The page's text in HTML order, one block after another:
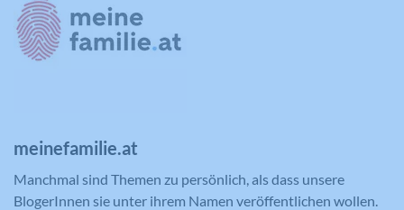
meinefamilie.at
Manchmal sind Themen zu persönlich, als dass unsere
BlogerInnen sie unter ihrem Namen veröffentlichen wollen.